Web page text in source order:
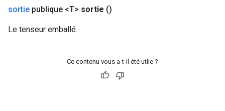
sortie publique <T> sortie ()
Le tenseur emballé.
Ce contenu vous a-t-il été utile ?